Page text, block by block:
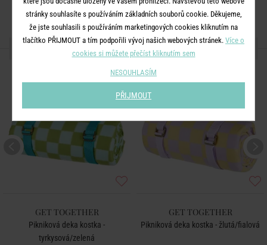
DALŠÍ PRODUKTY ZE SÉRIE
GET TOGETHER
Pikniková deka kostka -
tyrkysová/zelená
BESTSELLER
GET TOGETHER
Pikniková deka kostka - žlutá/fialová
stránky souhlasíte s používáním základních souborů cookie. Děkujeme,
že jste souhlasili s používáním marketingových cookies kliknutím na
tlačítko PŘIJMOUT a tím podpořili vývoj našich webových stránek. Více o
cookies si můžete přečíst kliknutím sem
NESOUHLASÍM
PŘIJMOUT